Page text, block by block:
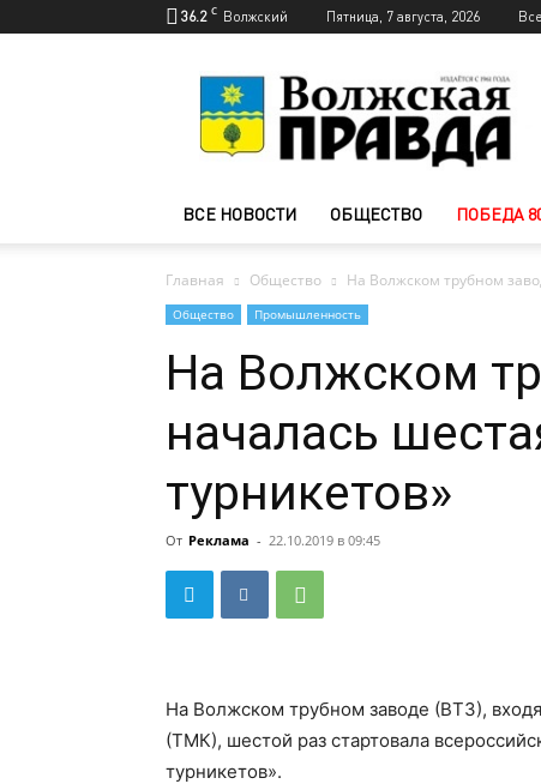
36.2 C Волжский Пятница, 7 августа, 2026
Волжского
—
Волжская
ВСЕ НОВОСТИ ОБЩЕСТВО ПОБЕДА
Главная Общество На Волжском трубном
Общество Промышленность
На Волжском
началась
турникетов»
От Реклама - 22.10.2019 в 09:45
На Волжском трубном заводе (ВТЗ),
(ТМК), шестой раз стартовала
турникетов».